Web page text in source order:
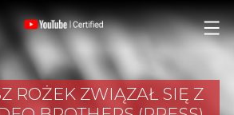
ROŻEK ZWIĄZAŁ SIĘ Z